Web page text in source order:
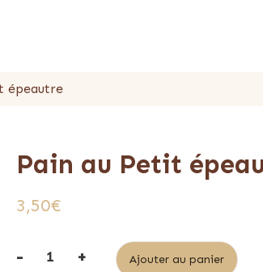
épeautre
Pain au Petit
3,50€
- + Ajouter au panier